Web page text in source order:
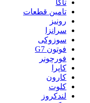
تاگا
تامین قطعات
رونیز
سرانزا
سوزوکی
فوتون G7
فورچونر
کاپرا
کارون
کلوت
لندکروز